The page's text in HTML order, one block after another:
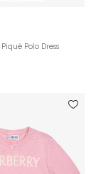
Polo Dress